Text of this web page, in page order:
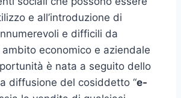
e all’introduzione di
e difficili da
economico e aziendale
è nata a seguito dello
diffusione del cosiddetto “e-